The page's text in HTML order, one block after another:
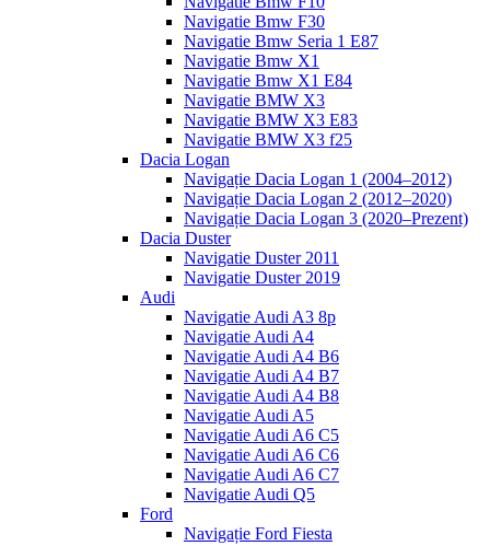
Navigatie Bmw F30
Navigatie Bmw Seria 1 E87
Navigatie Bmw X1
Navigatie Bmw X1 E84
Navigatie BMW X3
Navigatie BMW X3 E83
Navigatie BMW X3 f25
Dacia Logan
Navigație Dacia Logan 1 (2004–2012)
Navigație Dacia Logan 2 (2012–2020)
Navigație Dacia Logan 3 (2020–Prezent)
Dacia Duster
Navigatie Duster 2011
Navigatie Duster 2019
Audi
Navigatie Audi A3 8p
Navigatie Audi A4
Navigatie Audi A4 B6
Navigatie Audi A4 B7
Navigatie Audi A4 B8
Navigatie Audi A5
Navigatie Audi A6 C5
Navigatie Audi A6 C6
Navigatie Audi A6 C7
Navigatie Audi Q5
Ford
Navigație Ford Fiesta